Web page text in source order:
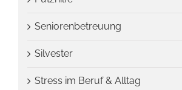
Seniorenbetreuung
Silvester
Stress im Beruf & Alltag